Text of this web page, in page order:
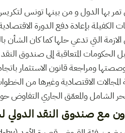
تمر بها الدول و من بينها تونس
الكفيلة بإعادة دفع الدورة
الحكومات المتعاقبة إلى صندوق النقد
ومراجعة قانون الاستثمار
الاقتصادية وغيرها من
الشامل والمعمّق الجاري التفاوض
مع صندوق النقد الدولي لسنة